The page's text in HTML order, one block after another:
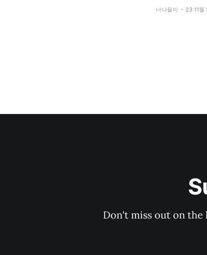
범위가 더 넓어졌어. 몇 번 대화를 주고 받고나서 물었다. "리터러시는 새로
너나들이 23 11월
Don't miss out on the